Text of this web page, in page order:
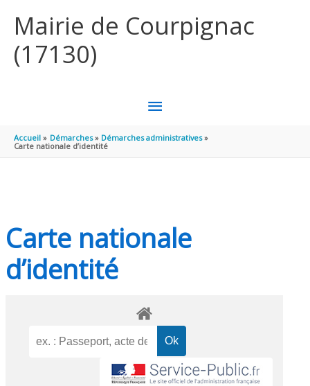
Mairie de Courpignac
(17130)
MENU
PRINCIPAL
Accueil Démarches
Démarches administratives
Carte nationale d’identité
Carte nationale
d’identité